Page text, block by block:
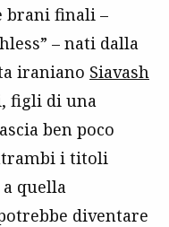
brani finali –
– nati dalla
iraniano Siavash
figli di una
ben poco
i titoli
quella
diventare